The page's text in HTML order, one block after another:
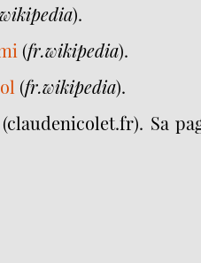
).
(fr.wikipedia).
(fr.wikipedia).
(claudenicolet.fr). Sa